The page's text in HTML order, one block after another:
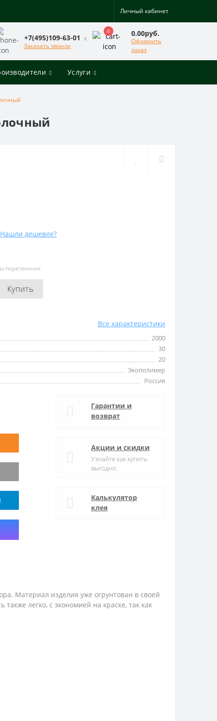
Личный кабинет
+7(495)109-63-01
Заказать звонок
0 0.00руб.
Оформить
заказ
Услуги
Нашли дешевле?
перезвоним
Купить
Все характеристики
2000
30
20
Экополимер
Россия
Гарантии и
возврат
Акции и скидки
Узнайте как купить
выгодно
Калькулятор
клея
Материал изделия уже огрунтован в своей
легко, с экономией на краске, так как